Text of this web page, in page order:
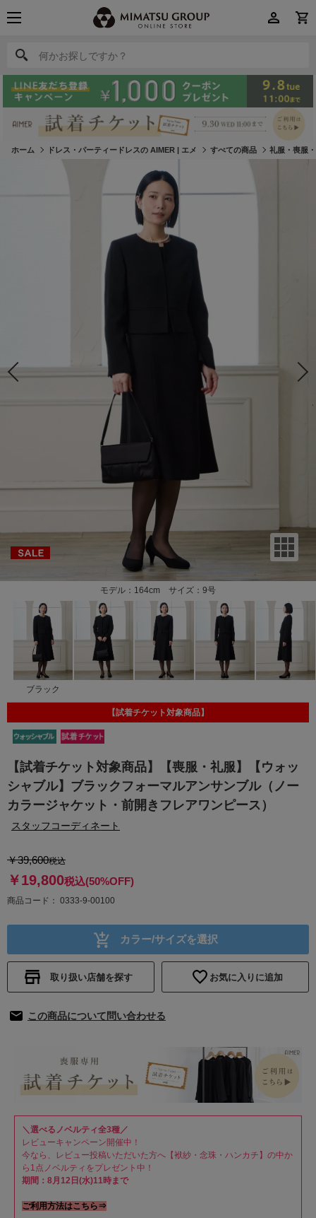
何かお探しですか？
何かお探しですか？
ホーム ドレス・パーティードレスの AIMER | エメ すべての商品 礼服・喪服
モデル：164cm サイズ：9号
ブラック
【試着チケット対象商品】【喪服・礼服】【ウォッ
シャブル】ブラックフォーマルアンサンブル（ノー
カラージャケット・前開きフレアワンピース）
スタッフコーディネート
【試着チケット対象商品】
￥39,600税込
￥19,800税込(50%OFF)
商品コード 0333-9-00100
カラー/サイズを選択
取り扱い店舗を探す お気に入りに追加
この商品について問い合わせる
＼選べるノベルティ全3種／
レビューキャンペーン開催中！
今なら、レビュー投稿いただいた方へ【袱紗・念珠・ハンカチ】の中か
ら1点ノベルティをプレゼント中！
期間：8月12日(水)11時まで
ご利用方法はこちら⇒